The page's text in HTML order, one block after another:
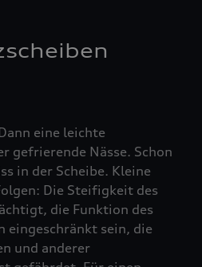
eine leichte
gefrierende Nässe. Schon
in der Scheibe. Kleine
Die Steifigkeit des
die Funktion des
eingeschränkt sein, die
und anderer